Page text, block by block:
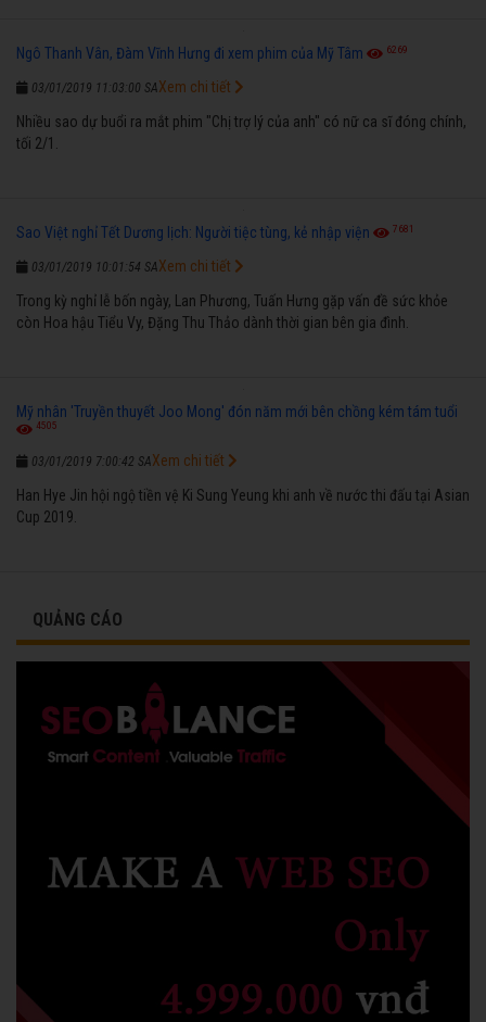
Ngô Thanh Vân, Đàm Vĩnh Hưng đi xem phim của Mỹ Tâm 6269
03/01/2019 11:03:00 SA
Nhiều sao dự buổi ra mắt phim "Chị trợ lý của anh" có nữ ca sĩ đóng chính,
tối 2/1.
Xem chi tiết
Sao Việt nghỉ Tết Dương lịch: Người tiệc tùng, kẻ nhập viện 7681
03/01/2019 10:01:54 SA
Trong kỳ nghỉ lễ bốn ngày, Lan Phương, Tuấn Hưng gặp vấn đề sức khỏe
còn Hoa hậu Tiểu Vy, Đặng Thu Thảo dành thời gian bên gia đình.
Xem chi tiết
Mỹ nhân 'Truyền thuyết Joo Mong' đón năm mới bên chồng kém tám tuổi
4505
03/01/2019 7:00:42 SA
Han Hye Jin hội ngộ tiền vệ Ki Sung Yeung khi anh về nước thi đấu tại Asian
Cup 2019.
Xem chi tiết
QUẢNG CÁO